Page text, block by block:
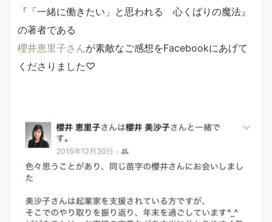
『「一緒に働きたい」と思われる 心くばりの魔法』
の著者である
櫻井恵里子さんが素敵なご感想をFacebookにあげて
くださりました♡